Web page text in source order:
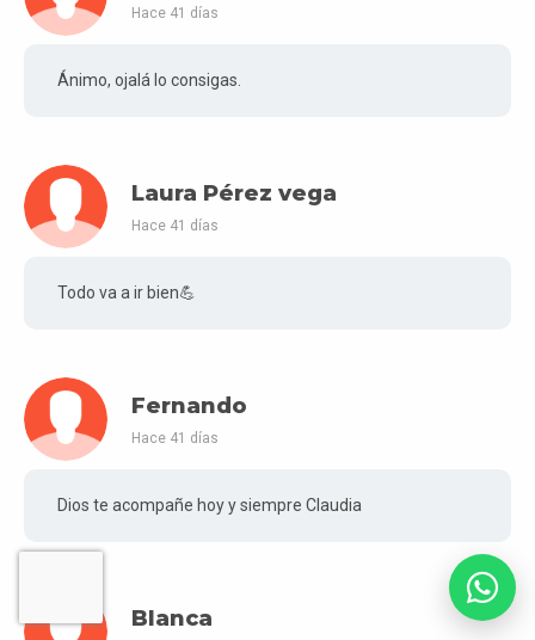
Hace 41 días
Ánimo, ojalá lo consigas.
Laura Pérez vega
Hace 41 días
Todo va a ir bien💪
Fernando
Hace 41 días
Dios te acompañe hoy y siempre Claudia
Blanca